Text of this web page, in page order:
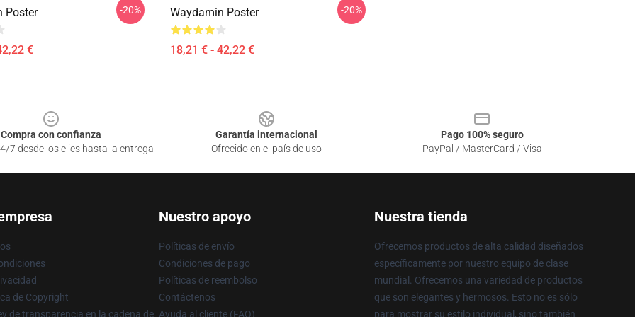
Poster
€
-20% Waydamin Poster
18,21 € - 42,22 €
-20%
Compra con confianza
7 desde los clics hasta la entrega
Garantía internacional
Ofrecido en el país de uso
Pago 100% seguro
PayPal / MasterCard / Visa
de Copyright
de transparencia en la cadena de
Nuestro apoyo
Políticas de envío
Condiciones de pago
Políticas de reembolso
Contáctenos
Ayuda al cliente (FAQ)
Nuestra tienda
Ofrecemos productos de alta calidad diseñados
específicamente por nuestro equipo de clase
mundial. Ofrecemos una variedad de productos
que son elegantes y hermosos. Esto no es sólo
para mostrar su estilo individual, sino también